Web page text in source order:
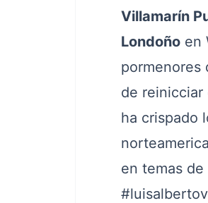
Villamarín
Londoñoen
pormenores
de reinicciar
ha crispado
en temas